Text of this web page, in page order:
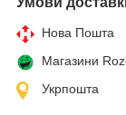
Нова Пошта
Магазини
Укрпошта